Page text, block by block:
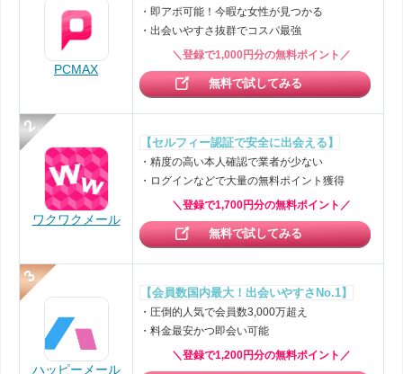
PCMAX
・即アポ可能！今暇な女性が見つかる
・出会いやすさ抜群でコスパ最強
＼登録で1,000円分の無料ポイント／
無料で試してみる
ワクワクメール
【セルフィー認証で安全に出会える】
・精度の高い本人確認で業者が少ない
・ログインなどで大量の無料ポイント獲得
＼登録で1,700円分の無料ポイント／
無料で試してみる
ハッピーメール
【会員数国内最大！出会いやすさNo.1】
・圧倒的人気で会員数3,000万超え
・料金最安かつ即会い可能
＼登録で1,200円分の無料ポイント／